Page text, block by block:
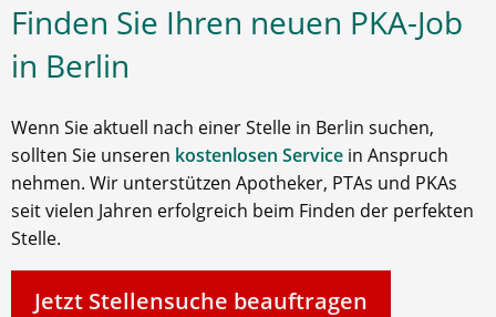
Finden Sie Ihren neuen PKA-Job
in Berlin
Wenn Sie aktuell nach einer Stelle in Berlin suchen,
sollten Sie unseren kostenlosen Service in Anspruch
nehmen. Wir unterstützen Apotheker, PTAs und PKAs
seit vielen Jahren erfolgreich beim Finden der perfekten
Stelle.
Jetzt Stellensuche beauftragen